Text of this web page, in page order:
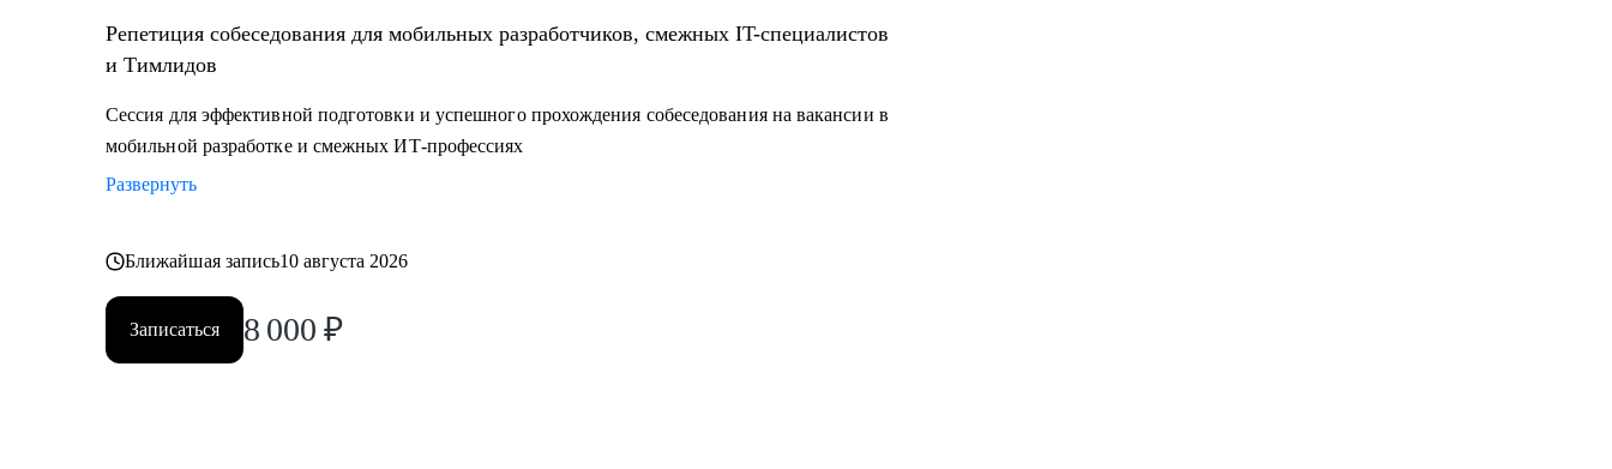
Репетиция собеседования для мобильных разработчиков, смежных IT-специалистов
и Тимлидов
Сессия для эффективной подготовки и успешного прохождения собеседования на вакансии в
мобильной разработке и смежных ИТ-профессиях
Развернуть
Ближайшая запись10 августа 2026
Записаться 8 000 ₽